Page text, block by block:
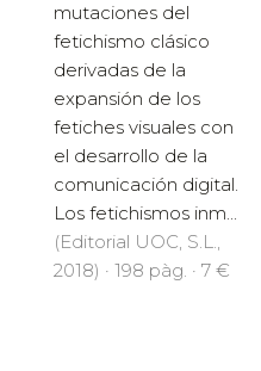
mutaciones del
fetichismo clásico
derivadas de la
expansión de los
fetiches visuales con
el desarrollo de la
comunicación digital.
Los fetichismos inm...
(Editorial UOC, S.L.,
2018) · 198 pàg. · 7 €